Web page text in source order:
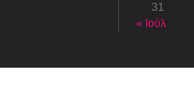
31
« Ιούλ